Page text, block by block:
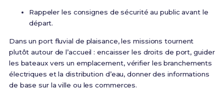
Rappeler les consignes de sécurité au public avant le
départ.
Dans un port fluvial de plaisance, les missions tournent
plutôt autour de l’accueil : encaisser les droits de port, guider
les bateaux vers un emplacement, vérifier les branchements
électriques et la distribution d’eau, donner des informations
de base sur la ville ou les commerces.